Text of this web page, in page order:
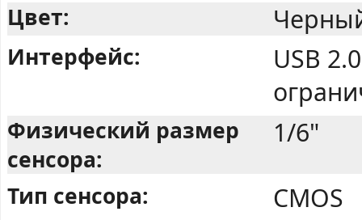
Цвет:
Интерфейс:
USB
Физический размер
сенсора:
1/6"
Тип сенсора: CMOS